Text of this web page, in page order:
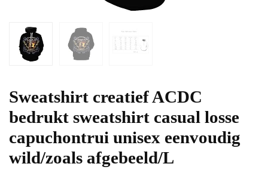
Sweatshirt creatief ACDC
bedrukt sweatshirt casual losse
capuchontrui unisex eenvoudig
wild/zoals afgebeeld/L